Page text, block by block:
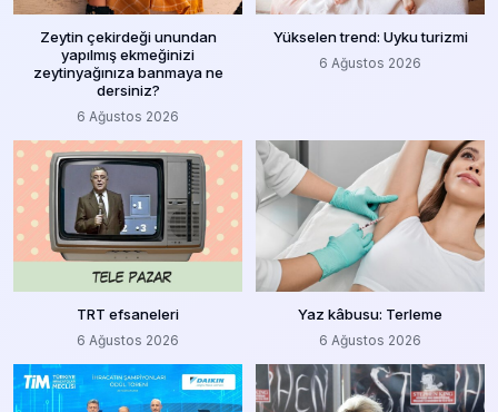
Zeytin çekirdeği unundan
yapılmış ekmeğinizi
zeytinyağınıza banmaya ne
dersiniz?
6 Ağustos 2026
Yükselen trend: Uyku turizmi
6 Ağustos 2026
TRT efsaneleri
6 Ağustos 2026
Yaz kâbusu: Terleme
6 Ağustos 2026